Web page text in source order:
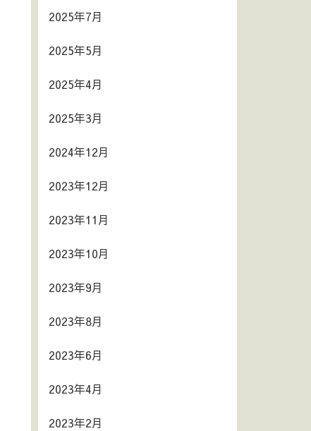
2025年7月
2025年5月
2025年4月
2025年3月
2024年12月
2023年12月
2023年11月
2023年10月
2023年9月
2023年8月
2023年6月
2023年4月
2023年2月